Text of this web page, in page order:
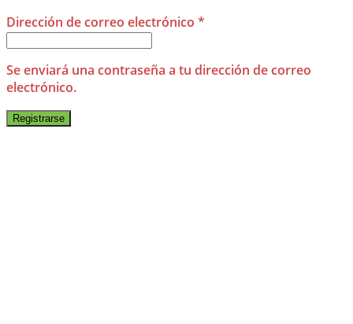
Dirección de correo electrónico *
Se enviará una contraseña a tu dirección de correo
electrónico.
Registrarse